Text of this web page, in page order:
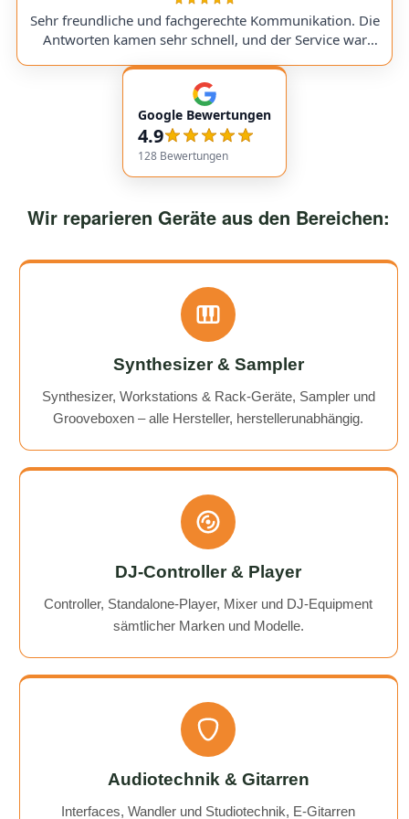
a replacement part, I was always kept fully informed. I
would use them again anytime!
Sehr freundliche und fachgerechte Kommunikation. Die
Antworten kamen sehr schnell, und der Service war
empfehlenswert! Very friendly and professional
communication. Responses came very quickly, and the
service overall was extremely friendly and reliable.
Highly recommended!
Google Bewertungen
4.9
128 Bewertungen
Wir reparieren Geräte aus den Bereichen:
Synthesizer & Sampler
Synthesizer, Workstations & Rack-Geräte, Sampler und
Grooveboxen – alle Hersteller, herstellerunabhängig.
DJ-Controller & Player
Controller, Standalone-Player, Mixer und DJ-Equipment
sämtlicher Marken und Modelle.
Audiotechnik & Gitarren
Interfaces, Wandler und Studiotechnik, E-Gitarren